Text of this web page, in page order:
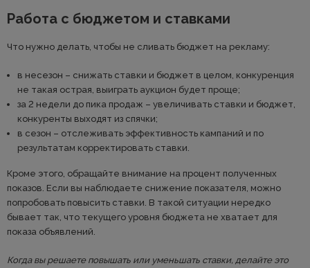
Работа с бюджетом и ставками
Что нужно делать, чтобы не сливать бюджет на рекламу:
в несезон – снижать ставки и бюджет в целом, конкуренция
не такая острая, выиграть аукцион будет проще;
за 2 недели до пика продаж – увеличивать ставки и бюджет,
конкуренты выходят из спячки;
в сезон – отслеживать эффективность кампаний и по
результатам корректировать ставки.
Кроме этого, обращайте внимание на процент полученных
показов. Если вы наблюдаете снижение показателя, можно
попробовать повысить ставки. В такой ситуации нередко
бывает так, что текущего уровня бюджета не хватает для
показа объявлений.
Когда вы решаете повышать или уменьшать ставки, делайте это